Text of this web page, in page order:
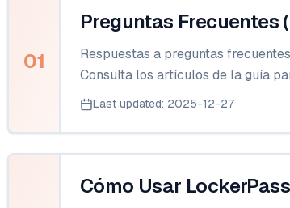
01
Preguntas Frecuentes
Respuestas a preguntas
Consulta los artículos de la guía
Last updated: 2025-12-27
Cómo Usar